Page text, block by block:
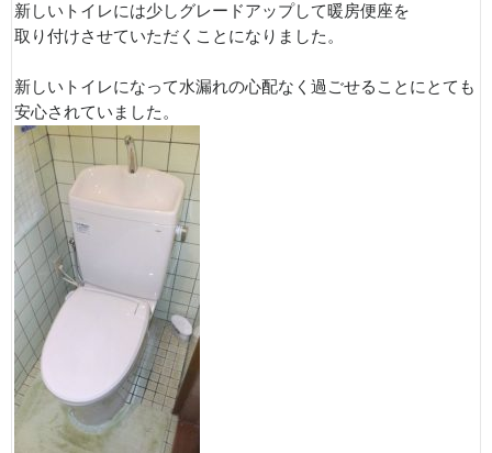
新しいトイレには少しグレードアップして暖房便座を
取り付けさせていただくことになりました。
新しいトイレになって水漏れの心配なく過ごせることにとても
安心されていました。